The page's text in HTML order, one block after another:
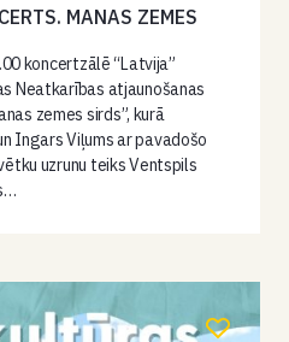
MANAS ZEMES
koncertzālē “Latvija”
Neatkarības atjaunošanas
zemes sirds”, kurā
Ingars Viļums ar pavadošo
uzrunu teiks Ventspils